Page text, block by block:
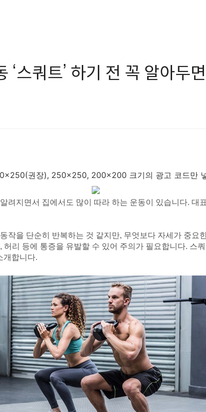
‘스쿼트’ 하기 전 꼭 알아두
권장), 250x250, 200x200 크기의 광고 코드만
려지면서 집에서도 많이 따라 하는 운동이 있습니다. 대
작을 단순히 반복하는 것 같지만, 무엇보다 자세가 중요
허리 등에 통증을 유발할 수 있어 주의가 필요합니다. 스
개합니다.